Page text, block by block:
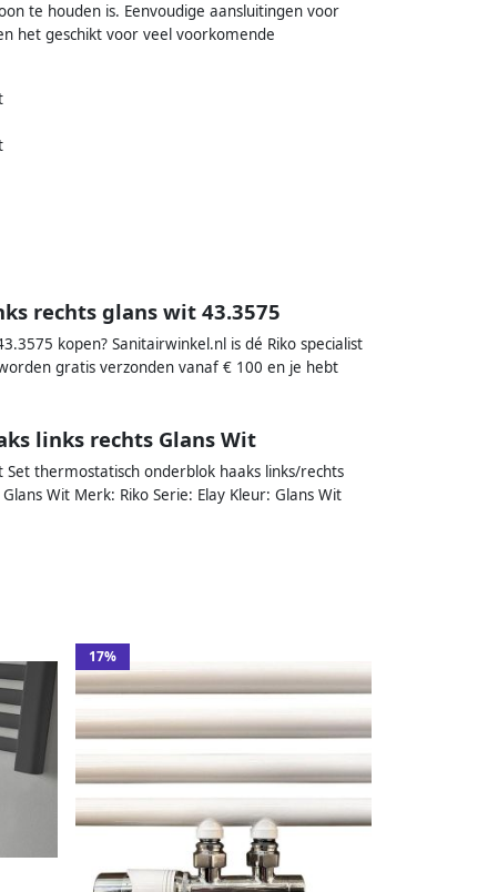
te houden is. Eenvoudige aansluitingen voor
het geschikt voor veel voorkomende
rechts glans wit 43.3575
kopen? Sanitairwinkel.nl is dé Riko specialist
gratis verzonden vanaf € 100 en je hebt
links rechts Glans Wit
Set thermostatisch onderblok haaks links/rechts
Wit Merk: Riko Serie: Elay Kleur: Glans Wit
17%